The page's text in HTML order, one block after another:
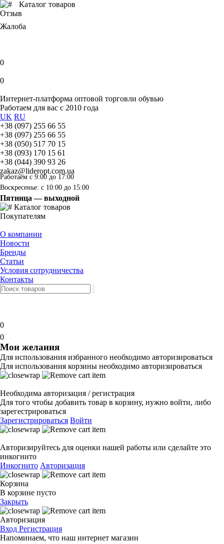
Каталог товаров
Отзыв
Жалоба
0
0
Интернет-платформа оптовой торговли обувью
Работаем для вас с 2010 года
UK RU
+38 (097) 255 66 55
+38 (097) 255 66 55
+38 (050) 517 70 15
+38 (093) 170 15 61
+38 (044) 390 93 26
zakaz@lideropt.com.ua
Работаем с 9:00 до 17:00
Воскресенье: с 10:00 до 15:00
Пятница — выходной
Каталог товаров
Покупателям
О компании
Новости
Бренды
Статьи
Условия сотрудничества
Контакты
0
0
Мои желания
Для использования избранного необходимо авторизироваться
Для использования корзины необходимо авторизироваться
Необходима авторизация / регистрация
Для того чтобы добавить товар в корзину, нужно войти, либо
зарегестрироваться
Зарегистрироваться Войти
Авторизируйтесь для оценки нашей работы или сделайте это
инкогнито
Инкогнито Авторизация
Корзина
В корзине пусто
Закрыть
Авторизация
Вход Регистрация
Напоминаем, что наш интернет магазин